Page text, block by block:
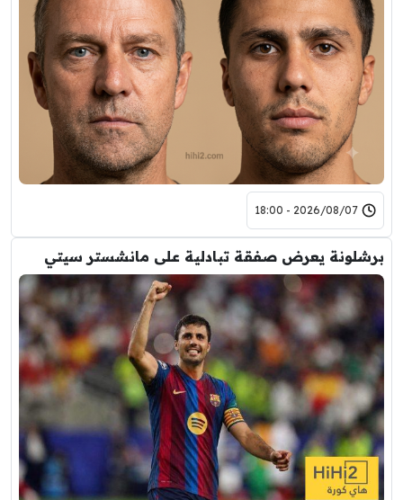
2026/08/07 - 18:00
برشلونة يعرض صفقة تبادلية على مانشستر سيتي